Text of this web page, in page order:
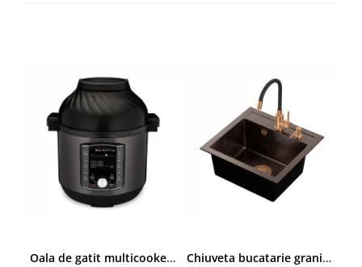
Oala de gatit multicooker 11 functii Instant Pot Pro Crisp 8 + Air Fryer 7.6 lt Chiuveta bucatarie granit cu finisaj negru perlat/cupru Steingran Art Copper cu dozator si baterie Quadron